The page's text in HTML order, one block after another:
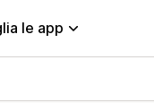
le app